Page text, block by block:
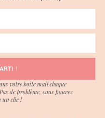
!
votre boite mail chaque
de problème, vous pouvez
un clic !